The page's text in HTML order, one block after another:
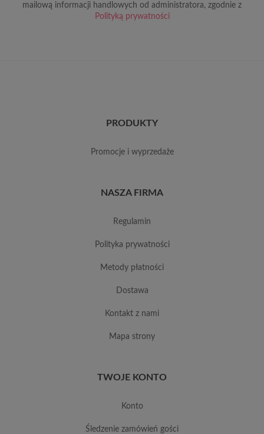
mailową informacji handlowych od administratora, zgodnie z
Polityką prywatności
PRODUKTY
promocje i wyprzedaże
NASZA FIRMA
regulamin
polityka prywatności
metody płatności
dostawa
kontakt z nami
mapa strony
TWOJE KONTO
konto
śledzenie zamówień gości